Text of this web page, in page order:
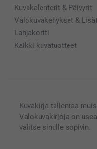
Kuvakalenterit & Päivyrit
Valokuvakehykset &
Lahjakortti
Kaikki kuvatuotteet
Kuvakirja tallentaa
Valokuvakirjoja on
valitse sinulle sopivin.